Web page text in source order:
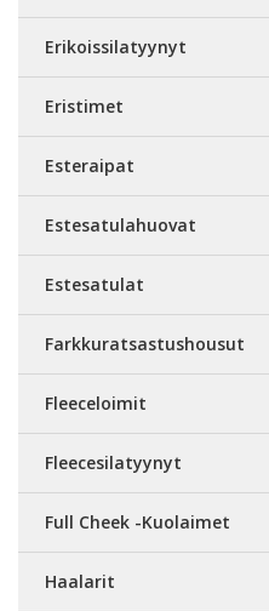
Erikoissilatyynyt
Eristimet
Esteraipat
Estesatulahuovat
Estesatulat
Farkkuratsastushousut
Fleeceloimit
Fleecesilatyynyt
Full Cheek -Kuolaimet
Haalarit